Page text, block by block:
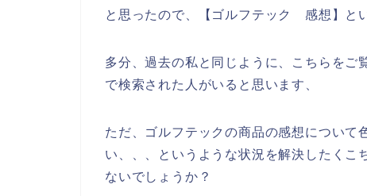
と思ったので、【ゴルフテック 感想】と
多分、過去の私と同じように、こちらをご
で検索された人がいると思います、
ただ、ゴルフテックの商品の感想について
い、、、というような状況を解決したくこ
ないでしょうか？